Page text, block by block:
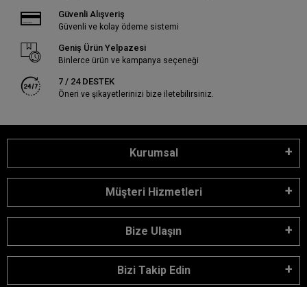
Güvenli Alışveriş
Güvenli ve kolay ödeme sistemi
Geniş Ürün Yelpazesi
Binlerce ürün ve kampanya seçeneği
7 / 24 DESTEK
Öneri ve şikayetlerinizi bize iletebilirsiniz.
Kurumsal
Müşteri Hizmetleri
Bize Ulaşın
Bizi Takip Edin